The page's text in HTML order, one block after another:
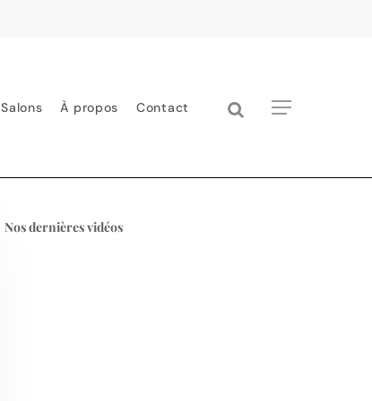
Salons À propos Contact search
Menu
Nos dernières vidéos